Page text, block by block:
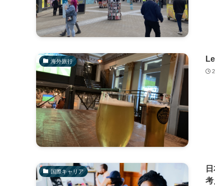
海外旅行
国際キャリア
考